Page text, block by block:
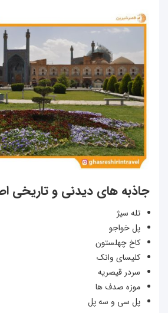
جاذبه های دیدنی و تاریخی
تله سیژ
پل خواجو
کاخ چهلستون
کلیسای وانک
سردر قیصریه
موزه صدف ها
پل سی و سه پل